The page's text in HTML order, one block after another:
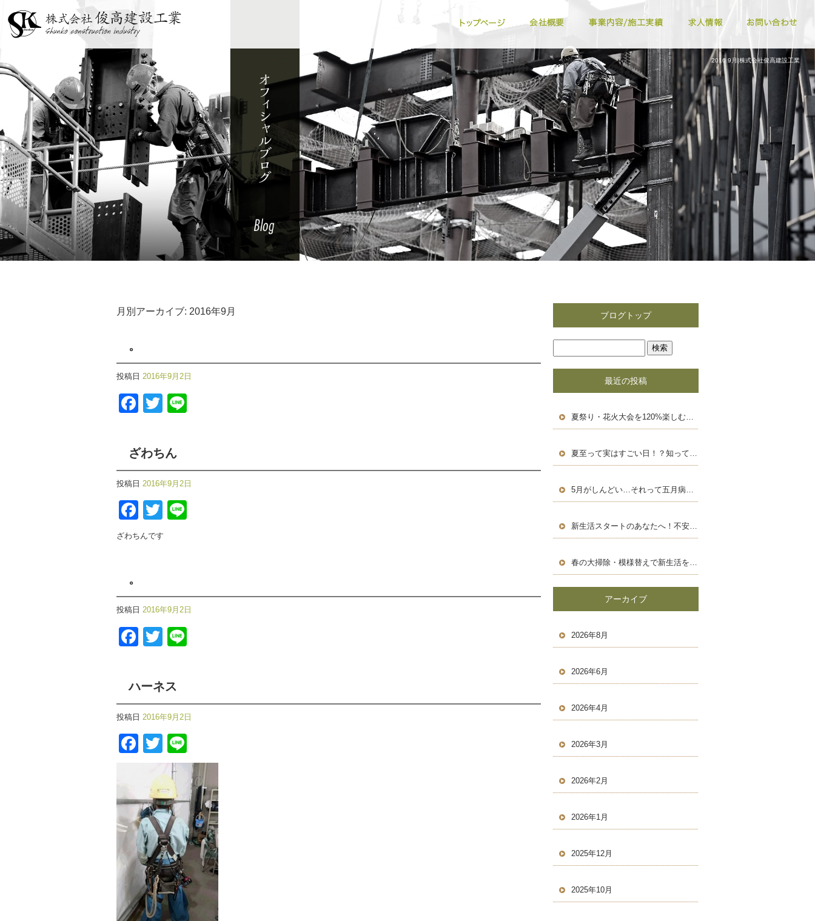
2016 9月|株式会社俊高建設工業
月別アーカイブ: 2016年9月
。
投稿日 2016年9月2日
Facebook
Twitter
ざわちん
投稿日 2016年9月2日
Facebook
Twitter
ざわちんです
。
投稿日 2016年9月2日
Facebook
Twitter
ハーネス
投稿日 2016年9月2日
Facebook
Twitter
ブログトップ
最近の投稿
夏祭り・花火大会を120%楽しむための豆知識＆浴衣術！
夏至って実はすごい日！？知って得する豆知識と長い一日の楽しみ方
5月がしんどい…それって五月病かも？働く人のためのセルフケア術
新生活スタートのあなたへ！不安を自信に変える、新しい環境での過ごし方
春の大掃除・模様替えで新生活を気持ちよくスタートしよう！
アーカイブ
2026年8月
2026年6月
2026年4月
2026年3月
2026年2月
2026年1月
2025年12月
2025年10月